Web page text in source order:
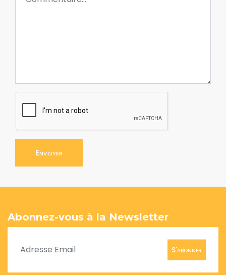
Envoyer
Abonnez-vous à la Newsletter
S'abonner